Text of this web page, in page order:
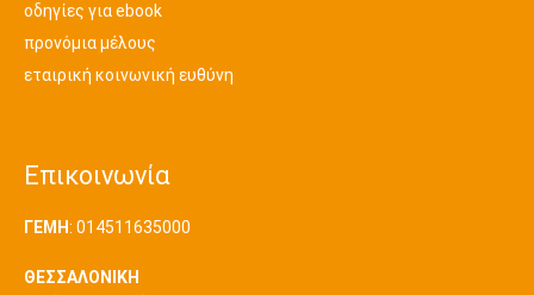
οδηγίες για ebook
προνόμια μέλους
εταιρική κοινωνική ευθύνη
Επικοινωνία
ΓΕΜΗ: 014511635000
ΘΕΣΣΑΛΟΝΙΚΗ